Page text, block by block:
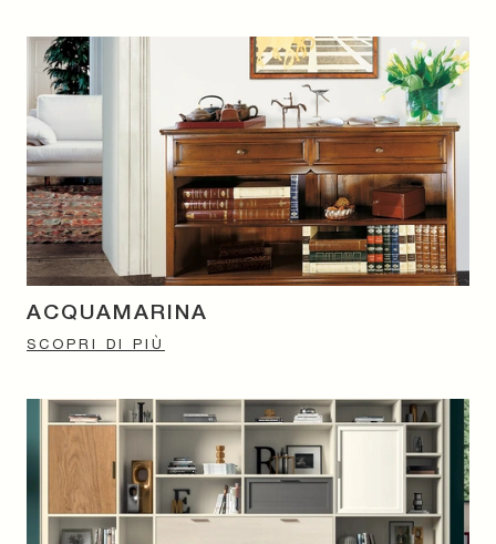
ACQUAMARINA
SCOPRI DI PIÙ